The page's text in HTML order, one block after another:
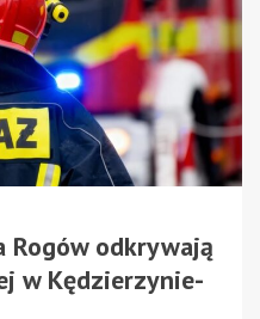
Rogów odkrywają
w Kędzierzynie-